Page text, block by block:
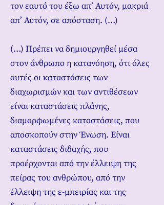
τον εαυτό του έξω απ’ Αυτόν, μακριά
απ’ Αυτόν, σε απόσταση. (…)
(…) Πρέπει να δημιουργηθεί μέσα
στον άνθρωπο η κατανόηση, ότι όλες
αυτές οι καταστάσεις των
διαχωρισμών και των αντιθέσεων
είναι καταστάσεις πλάνης,
διαμορφωμένες καταστάσεις, που
αποσκοπούν στην Ένωση. Είναι
καταστάσεις διδαχής, που
προέρχονται από την έλλειψη της
πείρας του ανθρώπου, από την
έλλειψη της ε-μπειρίας και της